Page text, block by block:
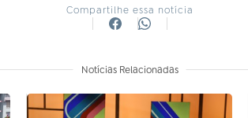
Compartilhe essa notícia
Notícias Relacionadas